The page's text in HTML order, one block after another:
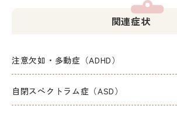
関連症状
注意欠如・多動症（ADHD）
自閉スペクトラム症（ASD）